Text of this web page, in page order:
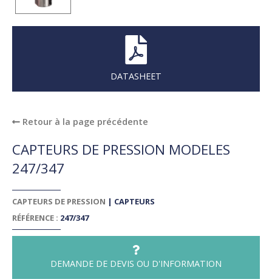
DATASHEET
Retour à la page précédente
CAPTEURS DE PRESSION MODELES
247/347
CAPTEURS DE PRESSION | CAPTEURS
RÉFÉRENCE : 247/347
DEMANDE DE DEVIS OU D'INFORMATION